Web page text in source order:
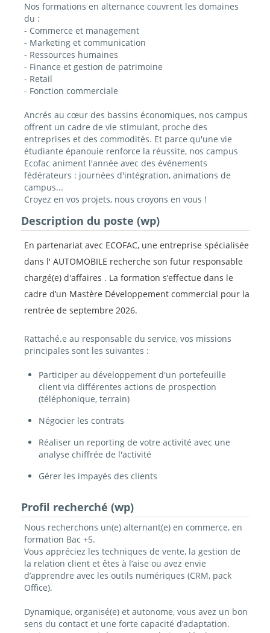
Nos formations en alternance couvrent les domaines
du :
- Commerce et management
- Marketing et communication
- Ressources humaines
- Finance et gestion de patrimoine
- Retail
- Fonction commerciale
Ancrés au cœur des bassins économiques, nos campus
offrent un cadre de vie stimulant, proche des
entreprises et des commodités. Et parce qu'une vie
étudiante épanouie renforce la réussite, nos campus
Ecofac animent l'année avec des événements
fédérateurs : journées d'intégration, animations de
campus...
Croyez en vos projets, nous croyons en vous !
Description du poste (wp)
En partenariat avec ECOFAC, une entreprise spécialisée
dans l' AUTOMOBILE recherche son futur responsable
chargé(e) d'affaires . La formation s’effectue dans le
cadre d’un Mastère Développement commercial pour la
rentrée de septembre 2026.
Rattaché.e au responsable du service, vos missions
principales sont les suivantes :
Participer au développement d'un portefeuille
client via différentes actions de prospection
(téléphonique, terrain)
Négocier les contrats
Réaliser un reporting de votre activité avec une
analyse chiffrée de l'activité
Gérer les impayés des clients
Profil recherché (wp)
Nous recherchons un(e) alternant(e) en commerce, en
formation Bac +5.
Vous appréciez les techniques de vente, la gestion de
la relation client et êtes à l’aise ou avez envie
d’apprendre avec les outils numériques (CRM, pack
Office).
Dynamique, organisé(e) et autonome, vous avez un bon
sens du contact et une forte capacité d’adaptation.